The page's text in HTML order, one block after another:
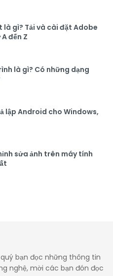
gì? Tải và cài đặt Adobe
đến Z
là gì? Có những dạng
lập Android cho Windows,
sửa ảnh trên máy tính
bạn đọc những thông tin
nghệ, mời các bạn đón đọc